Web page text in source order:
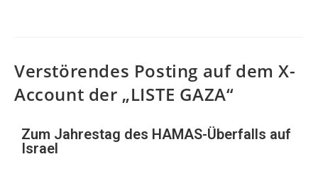
Verstörendes Posting auf dem X-
Account der „LISTE GAZA“
Zum Jahrestag des HAMAS-Überfalls auf
Israel